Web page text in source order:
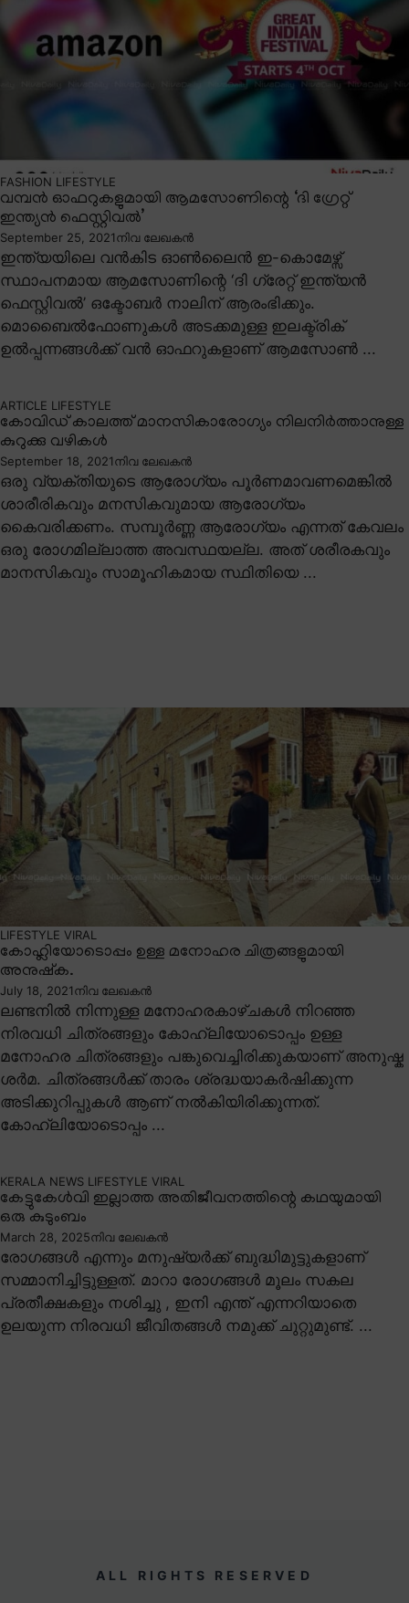
FASHION LIFESTYLE
വമ്പൻ ഓഫറുകളുമായി ആമസോണിന്റെ ‘ദി ഗ്രേറ്റ്
ഇന്ത്യൻ ഫെസ്റ്റിവൽ’
September 25, 2021നിവ ലേഖകൻ
ഇന്ത്യയിലെ വൻകിട ഓൺലൈൻ ഇ-കൊമേഴ്സ്
സ്ഥാപനമായ ആമസോണിന്റെ ‘ദി ഗ്രേറ്റ് ഇന്ത്യൻ
ഫെസ്റ്റിവൽ’ ഒക്ടോബർ നാലിന് ആരംഭിക്കും.
മൊബൈൽഫോണുകൾ അടക്കമുള്ള ഇലക്ട്രിക്
ഉൽപ്പന്നങ്ങൾക്ക് വൻ ഓഫറുകളാണ് ആമസോൺ ...
ARTICLE LIFESTYLE
കോവിഡ് കാലത്ത് മാനസികാരോഗ്യം നിലനിർത്താനുള്ള
കുറുക്കു വഴികൾ
September 18, 2021നിവ ലേഖകൻ
ഒരു വ്യക്തിയുടെ ആരോഗ്യം പൂർണമാവണമെങ്കിൽ
ശാരീരികവും മനസികവുമായ ആരോഗ്യം
കൈവരിക്കണം. സമ്പൂർണ്ണ ആരോഗ്യം എന്നത് കേവലം
ഒരു രോഗമില്ലാത്ത അവസ്ഥയല്ല. അത് ശരീരകവും
മാനസികവും സാമൂഹികമായ സ്ഥിതിയെ ...
LIFESTYLE VIRAL
കോഹ്ലിയോടൊപ്പം ഉള്ള മനോഹര ചിത്രങ്ങളുമായി
അനുഷ്ക.
July 18, 2021നിവ ലേഖകൻ
ലണ്ടനിൽ നിന്നുള്ള മനോഹരകാഴ്ചകൾ നിറഞ്ഞ
നിരവധി ചിത്രങ്ങളും കോഹ്ലിയോടൊപ്പം ഉള്ള
മനോഹര ചിത്രങ്ങളും പങ്കുവെച്ചിരിക്കുകയാണ് അനുഷ്ക
ശർമ. ചിത്രങ്ങൾക്ക് താരം ശ്രദ്ധയാകർഷിക്കുന്ന
അടിക്കുറിപ്പുകൾ ആണ് നൽകിയിരിക്കുന്നത്.
കോഹ്ലിയോടൊപ്പം ...
KERALA NEWS LIFESTYLE VIRAL
കേട്ടുകേൾവി ഇല്ലാത്ത അതിജീവനത്തിന്റെ കഥയുമായി
ഒരു കുടുംബം
March 28, 2025നിവ ലേഖകൻ
രോഗങ്ങൾ എന്നും മനുഷ്യർക്ക് ബുദ്ധിമുട്ടുകളാണ്
സമ്മാനിച്ചിട്ടുള്ളത്. മാറാ രോഗങ്ങൾ മൂലം സകല
പ്രതീക്ഷകളും നശിച്ചു , ഇനി എന്ത് എന്നറിയാതെ
ഉലയുന്ന നിരവധി ജീവിതങ്ങൾ നമുക്ക് ചുറ്റുമുണ്ട്. ...
ALL RIGHTS RESERVED